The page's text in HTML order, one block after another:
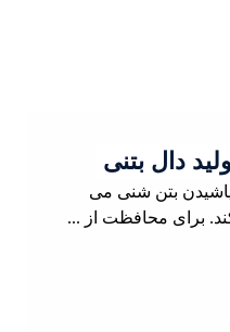
دال بتنی
بتن شنی می
برای محافظت از ...